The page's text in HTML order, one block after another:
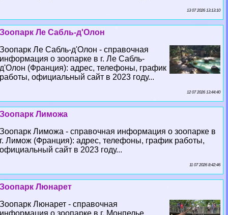
13 07 2026 13:13:10
Зоопарк Ле Сабль-д'Олон
Зоопарк Ле Сабль-д'Олон - справочная
информация о зоопарке в г. Ле Сабль-
д'Олон (Франция): адрес, телефоны, график
работы, официальный сайт в 2023 году...
12 07 2026 13:44:40
Зоопарк Лиможа
Зоопарк Лиможа - справочная информация о зоопарке в
г. Лимож (Франция): адрес, телефоны, график работы,
официальный сайт в 2023 году...
11 07 2026 8:42:46
Зоопарк Люнарет
Зоопарк Люнарет - справочная
информация о зоопарке в г. Монпелье